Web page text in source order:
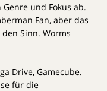
und Fokus ab.
Fan, aber das
Sinn. Worms
Drive, Gamecube.
für die